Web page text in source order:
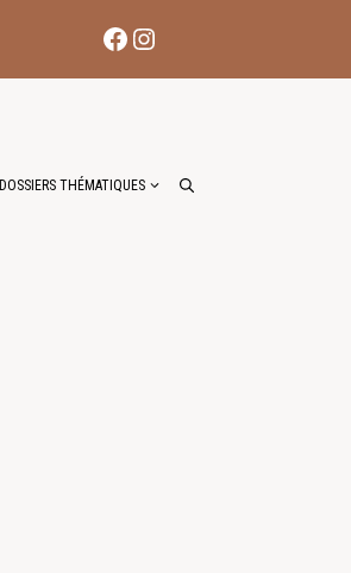
Facebook
Instagram
DOSSIERS THÉMATIQUES